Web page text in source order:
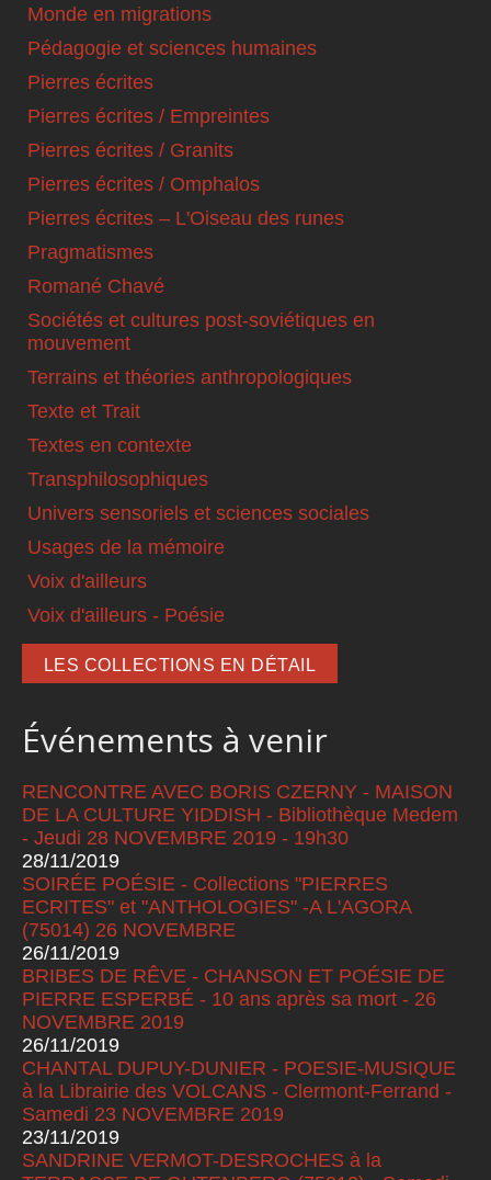
Monde en migrations
Pédagogie et sciences humaines
Pierres écrites
Pierres écrites / Empreintes
Pierres écrites / Granits
Pierres écrites / Omphalos
Pierres écrites – L'Oiseau des runes
Pragmatismes
Romané Chavé
Sociétés et cultures post-soviétiques en
mouvement
Terrains et théories anthropologiques
Texte et Trait
Textes en contexte
Transphilosophiques
Univers sensoriels et sciences sociales
Usages de la mémoire
Voix d'ailleurs
Voix d'ailleurs - Poésie
LES COLLECTIONS EN DÉTAIL
Événements à venir
RENCONTRE AVEC BORIS CZERNY - MAISON
DE LA CULTURE YIDDISH - Bibliothèque Medem
- Jeudi 28 NOVEMBRE 2019 - 19h30
28/11/2019
SOIRÉE POÉSIE - Collections "PIERRES
ECRITES" et "ANTHOLOGIES" -A L'AGORA
(75014) 26 NOVEMBRE
26/11/2019
BRIBES DE RÊVE - CHANSON ET POÉSIE DE
PIERRE ESPERBÉ - 10 ans après sa mort - 26
NOVEMBRE 2019
26/11/2019
CHANTAL DUPUY-DUNIER - POESIE-MUSIQUE
à la Librairie des VOLCANS - Clermont-Ferrand -
Samedi 23 NOVEMBRE 2019
23/11/2019
SANDRINE VERMOT-DESROCHES à la